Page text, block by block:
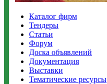
Каталог фирм
Тендеры
Статьи
Форум
Доска объявлений
Документация
Выставки
Тематические ресурсы